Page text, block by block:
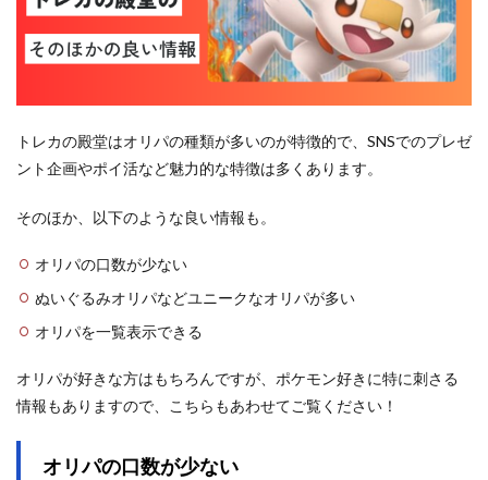
トレカの殿堂はオリパの種類が多いのが特徴的で、SNSでのプレゼ
ント企画やポイ活など魅力的な特徴は多くあります。
そのほか、以下のような良い情報も。
オリパの口数が少ない
ぬいぐるみオリパなどユニークなオリパが多い
オリパを一覧表示できる
オリパが好きな方はもちろんですが、ポケモン好きに特に刺さる
情報もありますので、こちらもあわせてご覧ください！
オリパの口数が少ない